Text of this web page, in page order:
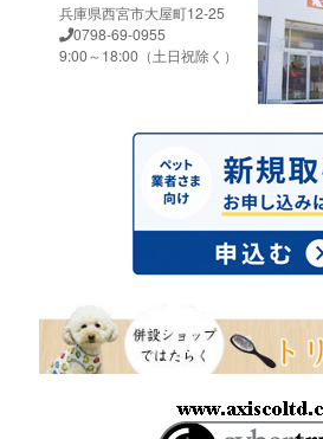
兵庫県西宮市大屋町12-25
0798-69-0955
9:00～18:00（土日祝除く）